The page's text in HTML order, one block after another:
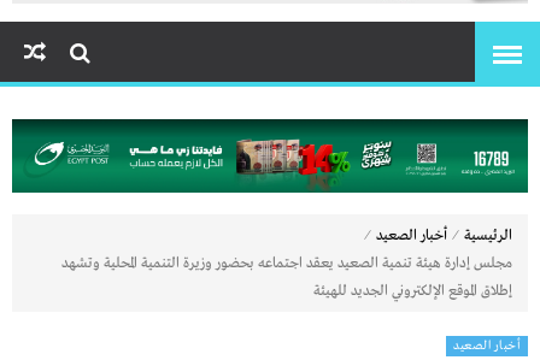
الرئيسية ⁄ أخبار الصعيد ⁄
مجلس إدارة هيئة تنمية الصعيد يعقد اجتماعه بحضور وزيرة التنمية المحلية وتشهد
إطلاق الموقع الإلكتروني الجديد للهيئة
أخبار الصعيد